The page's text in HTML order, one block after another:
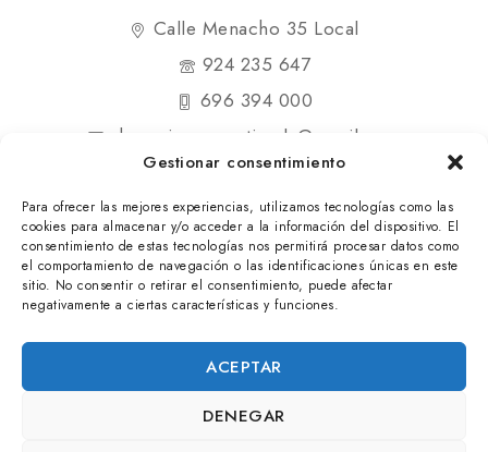
Gestionar consentimiento
Para ofrecer las mejores experiencias, utilizamos tecnologías como las
cookies para almacenar y/o acceder a la información del dispositivo. El
consentimiento de estas tecnologías nos permitirá procesar datos como
el comportamiento de navegación o las identificaciones únicas en este
sitio. No consentir o retirar el consentimiento, puede afectar
negativamente a ciertas características y funciones.
ACEPTAR
DENEGAR
Calle Menacho 35 Local
924 235 647
696 394 000
shopmipequenatienda@gmail.com
© 2025 Mi Pequeña Tienda. Todos los derechos
reservados